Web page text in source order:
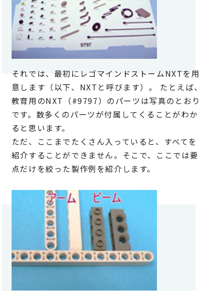
それでは、最初にレゴマインドストームNXTを用
意します（以下、NXTと呼びます）。 たとえば、
教育用のNXT（#9797）のパーツは写真のとおり
です。数多くのパーツが付属してくることがわか
ると思います。
ただ、ここまでたくさん入っていると、すべてを
紹介することができません。そこで、ここでは要
点だけを絞った製作例を紹介します。